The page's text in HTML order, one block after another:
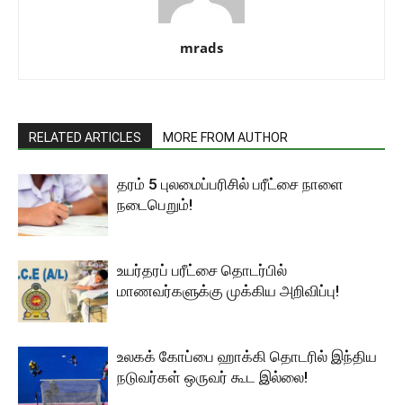
mrads
RELATED ARTICLES MORE FROM AUTHOR
தரம் 5 புலமைப்பரிசில் பரீட்சை நாளை
நடைபெறும்!
உயர்தரப் பரீட்சை தொடர்பில்
மாணவர்களுக்கு முக்கிய அறிவிப்பு!
உலகக் கோப்பை ஹாக்கி தொடரில் இந்திய
நடுவர்கள் ஒருவர் கூட இல்லை!